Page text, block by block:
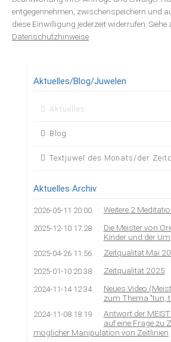
entgegennehmen, zwischenspeichern und
diese Einwilligung jederzeit widerrufen. Siehe
Datenschutzhinweise
Aktuelles/Blog/Juwelen
Navigation
Aktuelles
Blog
Textjuwel des Monats/der
Aktuelles Archiv
2026-05-11 20:00 Weitere 2
2025-12-10 17:28
Die Meister von
Kinder und der
2025-04-26 11:56 Zeitqualität Mai
2025-01-10 20:38 Zeitqualität 2025
2024-11-14 12:34
Neues Video
zum Thema "tun,
2024-11-08 18:19
Antwort der
auf eine Frage zu
möglicher Manipulation von Zeitlinien